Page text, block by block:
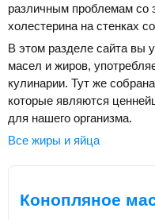
различным проблемам со
холестерина на стенках
В этом разделе сайта вы
масел и жиров,
кулинарии. Тут же
которые являются
для нашего организма.
Все жиры и яйца
Конопляное